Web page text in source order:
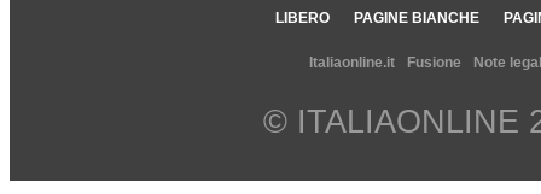
LIBERO PAGINE BIANCHE
Italiaonline.it Fusione Note
© ITALIAONLINE